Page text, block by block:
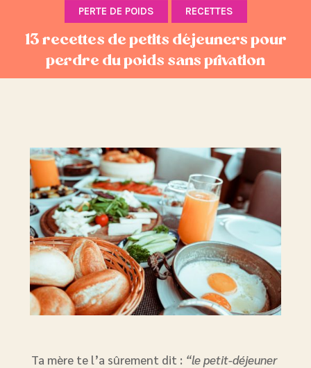
PERTE DE POIDS RECETTES
13 recettes de petits déjeuners pour
perdre du poids sans privation
Ta mère te l’a sûrement dit : “le petit-déjeuner